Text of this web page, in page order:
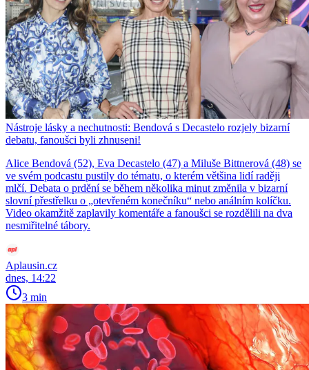
Nástroje lásky a nechutnosti: Bendová s Decastelo rozjely bizarní
debatu, fanoušci byli zhnuseni!
Alice Bendová (52), Eva Decastelo (47) a Miluše Bittnerová (48) se
ve svém podcastu pustily do tématu, o kterém většina lidí raději
mlčí. Debata o prdění se během několika minut změnila v bizarní
slovní přestřelku o „otevřeném konečníku“ nebo análním kolíčku.
Video okamžitě zaplavily komentáře a fanoušci se rozdělili na dva
nesmiřitelné tábory.
Aplausin.cz
dnes, 14:22
3 min